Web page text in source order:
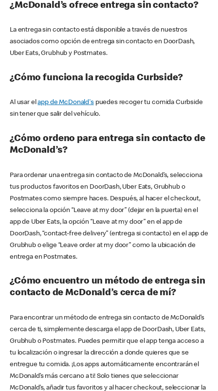
¿McDonald’s ofrece entrega sin contacto?
La entrega sin contacto está disponible a través de nuestros
asociados como opción de entrega sin contacto en DoorDash,
Uber Eats, Grubhub y Postmates.
¿Cómo funciona la recogida Curbside?
Al usar elapp de McDonald'spuedes recoger tu comida Curbside
sin tener que salir del vehículo.
¿Cómo ordeno para entrega sin contacto de
McDonald’s?
Para ordenar una entrega sin contacto de McDonald’s, selecciona
tus productos favoritos en DoorDash, Uber Eats, Grubhub o
Postmates como siempre haces. Después, al hacer el checkout,
selecciona la opción “Leave at my door” (dejar en la puerta) en el
app de Uber Eats, la opción “Leave at my door” en el app de
DoorDash, “contact-free delivery” (entrega si contacto) en el app de
Grubhub o elige “Leave order at my door” como la ubicación de
entrega en Postmates.
¿Cómo encuentro un método de entrega sin
contacto de McDonald’s cerca de mí?
Para encontrar un método de entrega sin contacto de McDonald’s
cerca de ti, simplemente descarga el app de DoorDash, Uber Eats,
Grubhub o Postmates. Puedes permitir que el app tenga acceso a
tu localización o ingresar la dirección a donde quieres que se
entregue tu comida. ¡Los apps automáticamente encontrarán el
McDonald’s más cercano a ti! Solo tienes que seleccionar
McDonald’s, añadir tus favoritos y al hacer checkout, seleccionar la